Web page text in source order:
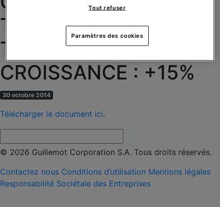
TROISIEME
TRIMESTRE 2014 EN
CROISSANCE : +15%
30 octobre 2014
Télécharger le document ici.
© 2026 Guillemot Corporation S.A. Tous droits réservés.
Contactez nous Conditions d’utilisation Mentions légales
Responsabilité Sociétale des Entreprises
Tout refuser
Paramètres des cookies